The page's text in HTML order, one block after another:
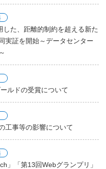
た、距離的制約を超える新た
実証を開始～データセンター
ルドの受賞について
工事等の影響について
」「第13回Webグランプリ」